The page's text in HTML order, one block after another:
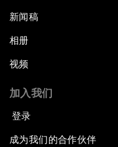
新闻稿
相册
视频
加入我们
登录
成为我们的合作伙伴